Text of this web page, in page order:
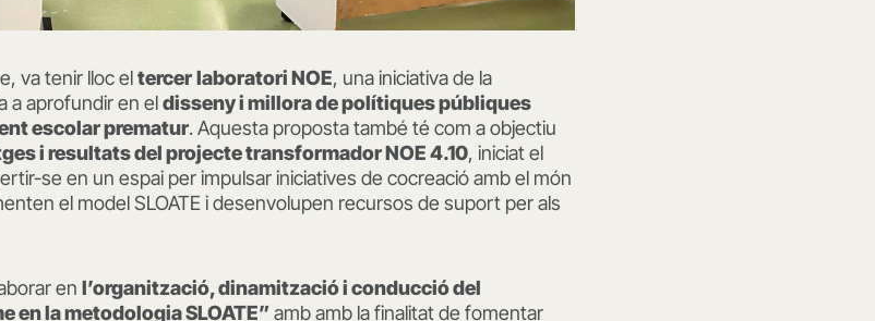
va tenir lloc eltercerlaboratori NOE, una iniciativa de la
a aprofundir en eldisseny i millora de polítiques públiques
escolar prematur. Aquesta proposta també té com a objectiu
i resultats del projecte transformador NOE 4.10, iniciat el
se en un espai per impulsar iniciatives de cocreació amb el món
el model SLOATE i desenvolupen recursos de suport per als
en l’organització, dinamització i conducció del
en la metodologia SLOATE”amb amb la finalitat de fomentar